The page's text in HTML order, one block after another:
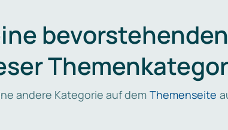
andere Kategorie auf dem Themenseite